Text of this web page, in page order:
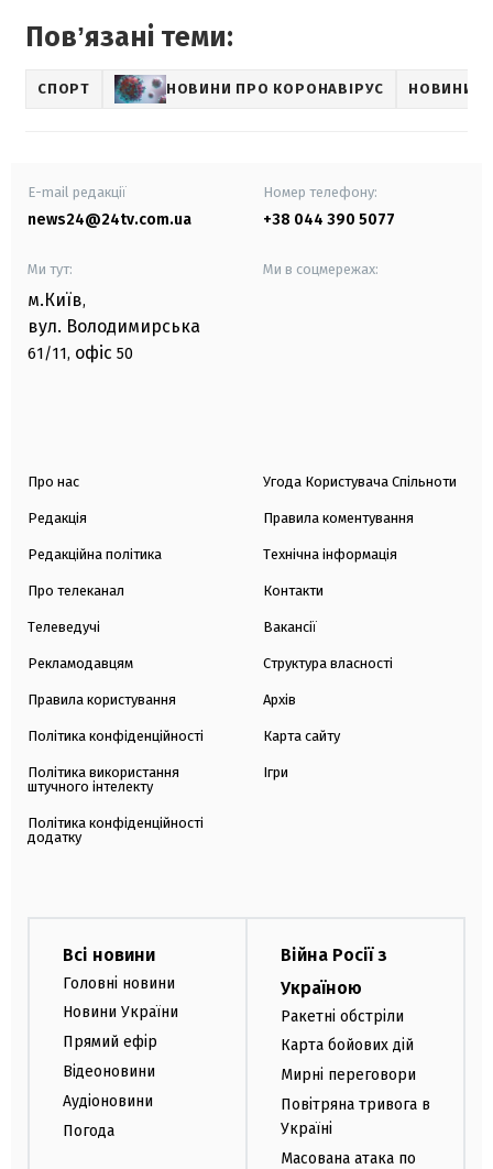
Повʼязані теми:
СПОРТ НОВИНИ ПРО КОРОНАВІРУС НОВИНИ
E-mail редакції
news24@24tv.com.ua
Номер телефону:
+38 044 390 5077
Ми тут:
м.Київ,
вул. Володимирська
61/11, офіс 50
Ми в соцмережах:
Про нас
Редакція
Редакційна політика
Про телеканал
Телеведучі
Рекламодавцям
Правила користування
Політика конфіденційності
Політика використання
штучного інтелекту
Політика конфіденційності
додатку
Угода Користувача Спільноти
Правила коментування
Технічна інформація
Контакти
Вакансії
Структура власності
Архів
Карта сайту
Ігри
Всі новини
Головні новини
Новини України
Прямий ефір
Відеоновини
Аудіоновини
Погода
Війна Росії з
Україною
Ракетні обстріли
Карта бойових дій
Мирні переговори
Повітряна тривога в
Україні
Масована атака по